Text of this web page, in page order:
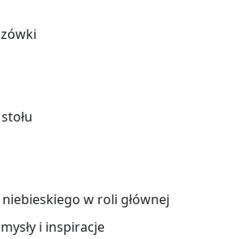
w roli głównej
i inspiracje